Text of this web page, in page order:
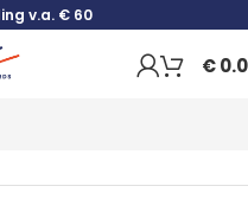
v.a. € 60
€